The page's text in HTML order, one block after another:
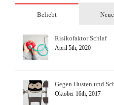
Beliebt
Risikofaktor Schlaf
April 5th, 2020
Gegen Husten und
Oktober 16th, 2017